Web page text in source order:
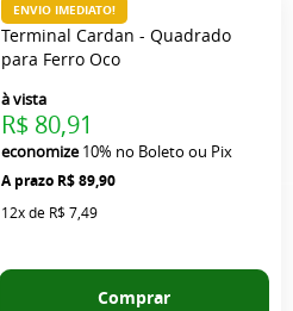
Terminal Cardan - Quadrado
para Ferro Oco
R$ 89,90
à vista
R$ 80,91
economize10% no Boleto ou Pix
12xde R$ 7,49
ENVIO IMEDIATO!
Comprar